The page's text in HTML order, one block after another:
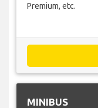
Premium, etc.
MINIBUS